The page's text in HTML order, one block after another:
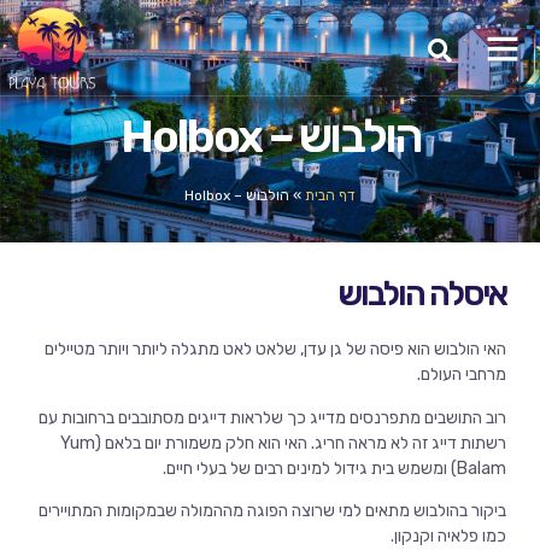
הולבוש – Holbox
דף הבית »הולבוש – Holbox
איסלה הולבוש
האי הולבוש הוא פיסה של גן עדן, שלאט לאט מתגלה ליותר ויותר מטיילים
מרחבי העולם.
רוב התושבים מתפרנסים מדייג כך שלראות דייגים מסתובבים ברחובות עם
רשתות דייג זה לא מראה חריג. האי הוא חלק משמורת יום בלאם (Yum
Balam) ומשמש בית גידול למינים רבים של בעלי חיים.
ביקור בהולבוש מתאים למי שרוצה הפוגה מההמולה שבמקומות המתויירים
כמו פלאיה וקנקון.